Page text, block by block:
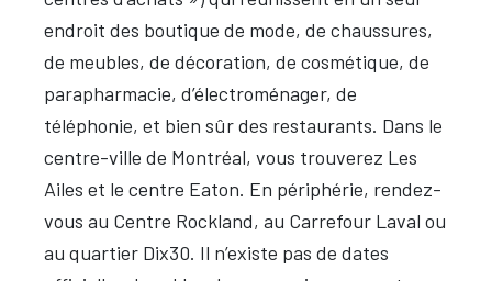
endroit des boutique de mode, de chaussures,
de meubles, de décoration, de cosmétique, de
parapharmacie, d’électroménager, de
téléphonie, et bien sûr des restaurants. Dans le
centre-ville de Montréal, vous trouverez Les
Ailes et le centre Eaton. En périphérie, rendez-
vous au Centre Rockland, au Carrefour Laval ou
au quartier Dix30. Il n’existe pas de dates